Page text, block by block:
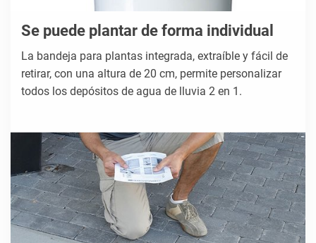
Se puede plantar de forma individual
La bandeja para plantas integrada, extraíble y fácil de
retirar, con una altura de 20 cm, permite personalizar
todos los depósitos de agua de lluvia 2 en 1.